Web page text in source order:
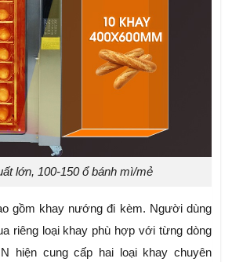
lớn, 100-150 ổ bánh mì/mẻ
gồm khay nướng đi kèm. Người dùng
riêng loại khay phù hợp với từng dòng
hiện cung cấp hai loại khay chuyên